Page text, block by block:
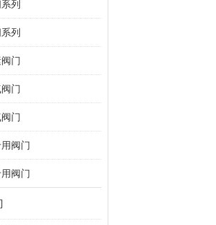
列
列
门
门
门
阀门
阀门